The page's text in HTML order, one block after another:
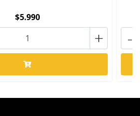
$5.990
+ -